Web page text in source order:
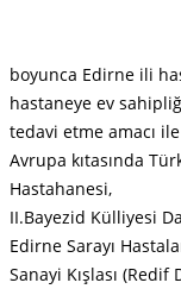
boyunca Edirne ili
hastaneye ev
tedavi etme amacı
Avrupa kıtasında
Hastahanesi,
II.Bayezid Külliyesi
Edirne Sarayı
Sanayi Kışlası (Redif